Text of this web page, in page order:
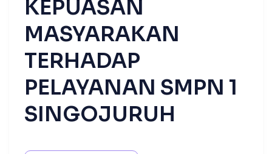
KEPUASAN
MASYARAKAN
TERHADAP
PELAYANAN SMPN 1
SINGOJURUH